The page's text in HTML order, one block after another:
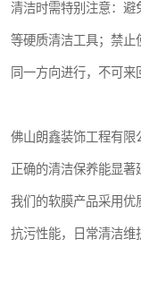
清洁时需特别注意：避
等硬质清洁工具；禁止
同一方向进行，不可来
佛山朗鑫装饰工程有限
正确的清洁保养能显著
我们的软膜产品采用优
抗污性能，日常清洁维